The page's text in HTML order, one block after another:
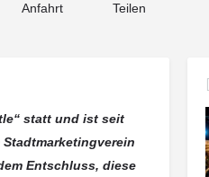
Anfahrt Teilen
statt und ist seit
Entschluss, diese